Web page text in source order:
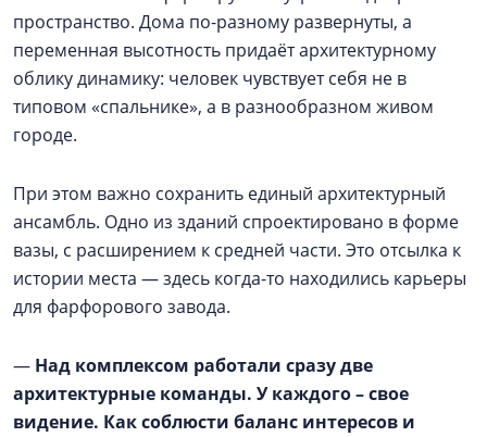
пространство. Дома по-разному развернуты, а
переменная высотность придаёт архитектурному
облику динамику: человек чувствует себя не в
типовом «спальнике», а в разнообразном живом
городе.
При этом важно сохранить единый архитектурный
ансамбль. Одно из зданий спроектировано в форме
вазы, с расширением к средней части. Это отсылка к
истории места — здесь когда-то находились карьеры
для фарфорового завода.
— Над комплексом работали сразу две
архитектурные команды. У каждого – свое
видение. Как соблюсти баланс интересов и